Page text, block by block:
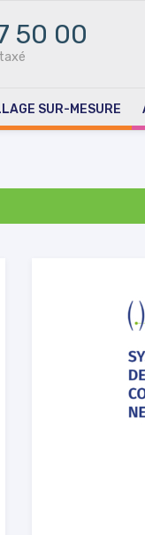
50 00
SUR-MESURE